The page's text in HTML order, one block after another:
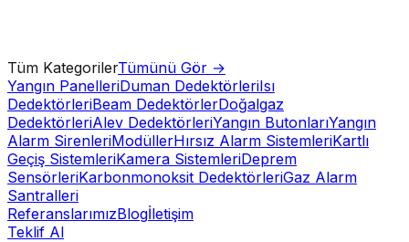
Tüm KategorilerTümünü Gör →
Yangın PanelleriDuman DedektörleriIsı
DedektörleriBeam DedektörlerDoğalgaz
DedektörleriAlev DedektörleriYangın ButonlarıYangın
Alarm SirenleriModüllerHırsız Alarm SistemleriKartlı
Geçiş SistemleriKamera SistemleriDeprem
SensörleriKarbonmonoksit DedektörleriGaz Alarm
Santralleri
ReferanslarımızBlogİletişim
Teklif Al